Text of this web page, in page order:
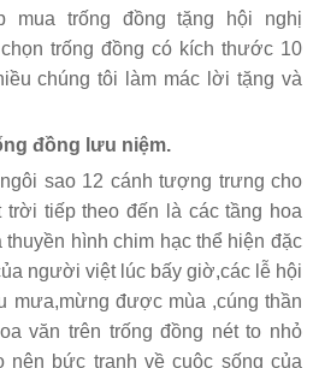
mua trống đồng tặng hội nghị
trống đồng có kích thước 10
chúng tôi làm mác lời tặng và
đồng lưu niệm.
sao 12 cánh tượng trưng cho
trời tiếp theo đến là các tầng hoa
hình chim hạc thể hiện đặc
người việt lúc bấy giờ,các lễ hội
mưa,mừng được mùa ,cúng thần
văn trên trống đồng nét to nhỏ
nên bức tranh về cuộc sống của